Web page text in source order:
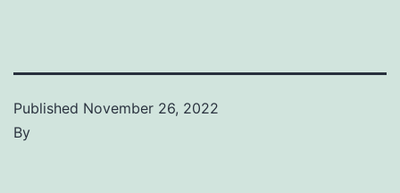
Published November 26, 2022
By